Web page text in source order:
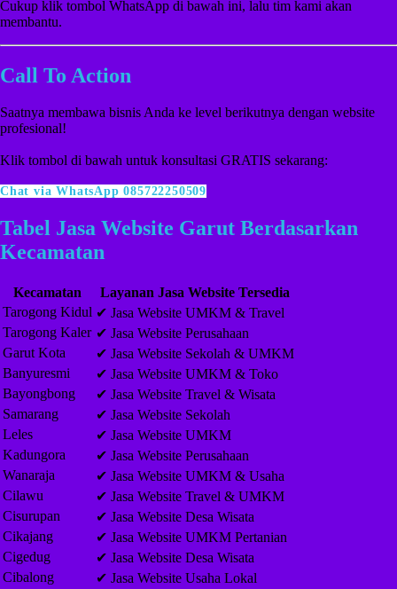
Cukup klik tombol WhatsApp di bawah ini, lalu tim kami akan
membantu.
Call To Action
Saatnya membawa bisnis Anda ke level berikutnya dengan website
profesional!
Klik tombol di bawah untuk konsultasi GRATIS sekarang:
Chat via WhatsApp 085722250509
Tabel Jasa Website Garut Berdasarkan
Kecamatan
Kecamatan
Layanan Jasa Website Tersedia
Tarogong Kidul ✔ Jasa Website UMKM & Travel
Tarogong Kaler ✔ Jasa Website Perusahaan
Garut Kota
✔ Jasa Website Sekolah & UMKM
Banyuresmi
✔ Jasa Website UMKM & Toko
Bayongbong
✔ Jasa Website Travel & Wisata
Samarang
✔ Jasa Website Sekolah
Leles
✔ Jasa Website UMKM
Kadungora
✔ Jasa Website Perusahaan
Wanaraja
✔ Jasa Website UMKM & Usaha
Cilawu
✔ Jasa Website Travel & UMKM
Cisurupan
✔ Jasa Website Desa Wisata
Cikajang
✔ Jasa Website UMKM Pertanian
Cigedug
✔ Jasa Website Desa Wisata
Cibalong
✔ Jasa Website Usaha Lokal